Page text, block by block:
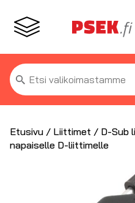
Etsi:
Etusivu / Liittimet / D-Sub
napaiselle D-liittimelle